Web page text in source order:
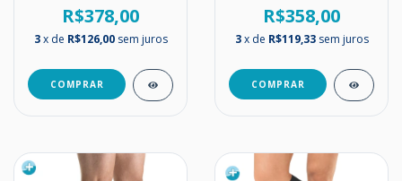
Compressão | 20-
30mmHg
R$378,00
3 x de R$126,00 sem juros
COMPRAR
Até o Joelho
R$358,00
3 x de R$119,33 sem juros
COMPRAR